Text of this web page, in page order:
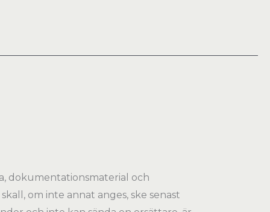
dokumentationsmaterial och
om inte annat anges, ske senast